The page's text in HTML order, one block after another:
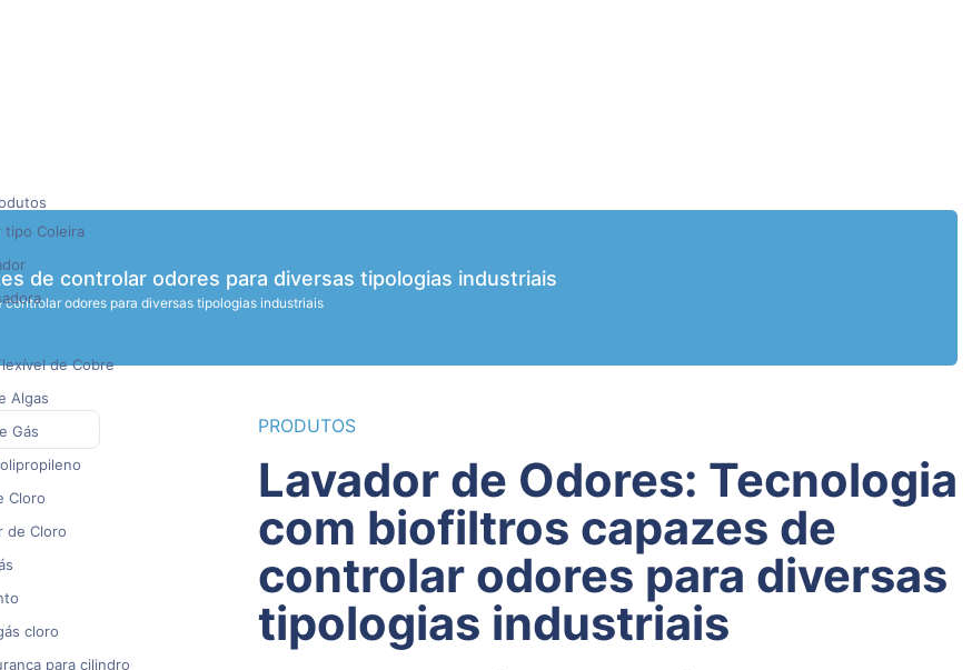
tipo Coleira
de Cobre
Algas
Gás
Cloro
de Cloro
cloro
para cilindro
de controlar odores para diversas tipologias industriais
odores para diversas tipologias industriais
PRODUTOS
Lavador de Odores: Tecnologia
com biofiltros capazes de
controlar odores para diversas
tipologias industriais